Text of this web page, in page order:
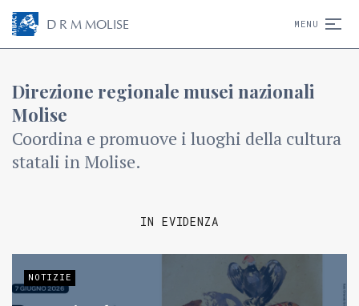
D R M MOLISE MENU
Direzione regionale musei nazionali
Molise
Coordina e promuove i luoghi della cultura
statali in Molise.
IN EVIDENZA
NOTIZIE